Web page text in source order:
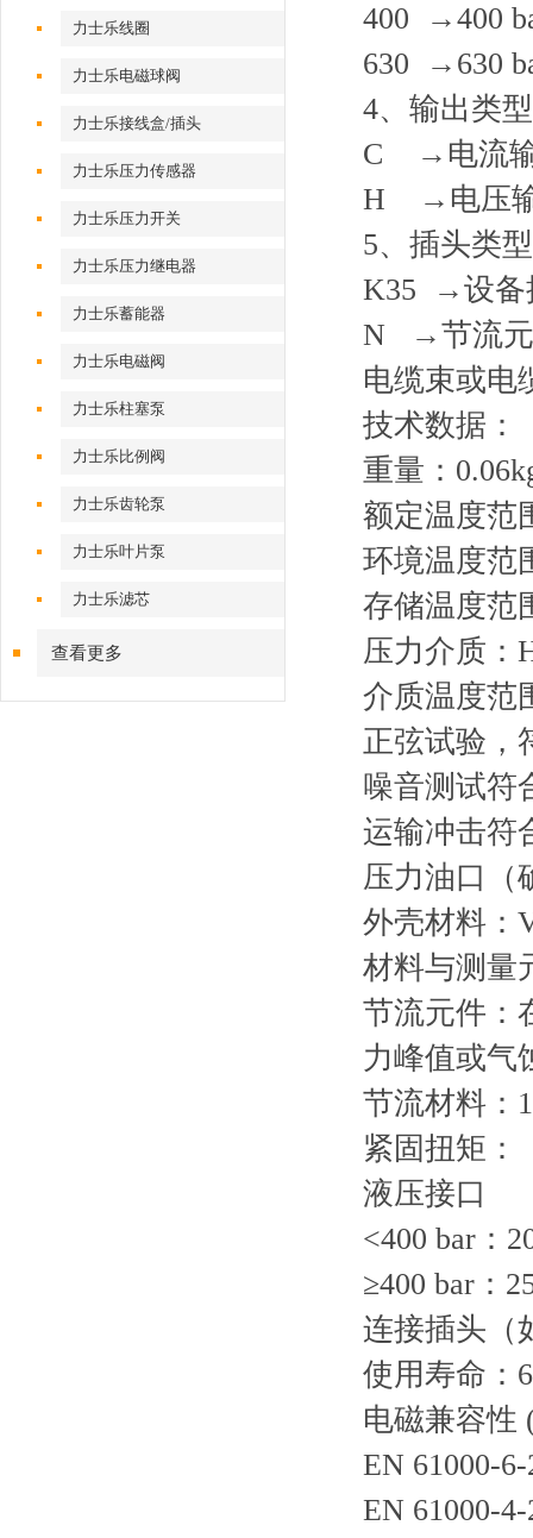
力士乐线圈
力士乐电磁球阀
力士乐接线盒/插头
力士乐压力传感器
力士乐压力开关
力士乐压力继电器
力士乐蓄能器
力士乐电磁阀
力士乐柱塞泵
力士乐比例阀
力士乐齿轮泵
力士乐叶片泵
力士乐滤芯
查看更多
400 →400
630 →630
4、输出类型
C →电流输
H →电压输
5、插头类型
K35 →设备
N →节流元
电缆束或电
技术数据：
重量：
额定温度
环境温度
存储温度
压力介质：
介质温度
正弦试验，
噪音测试符
运输冲击符
压力油口（
外壳材料：
材料与测量
节流元件：
力峰值或气
节流材料：
紧固扭矩：
液压接口
<400 bar：
≥400 bar：
连接插头（
使用寿命：
电磁兼容性
EN 61000-
EN 61000-